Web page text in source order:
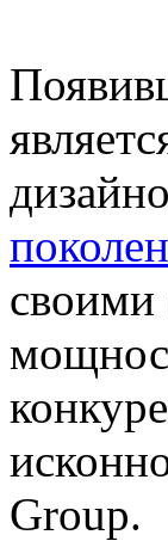
своими
Group.